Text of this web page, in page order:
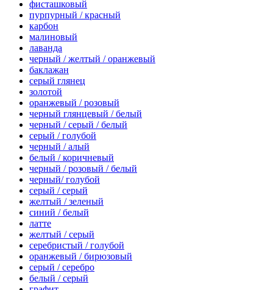
фисташковый
пурпурный / красный
карбон
малиновый
лаванда
черный / желтый / оранжевый
баклажан
серый глянец
золотой
оранжевый / розовый
черный глянцевый / белый
черный / серый / белый
серый / голубой
черный / алый
белый / коричневый
черный / розовый / белый
черный/ голубой
серый / серый
желтый / зеленый
синий / белый
латте
желтый / серый
серебристый / голубой
оранжевый / бирюзовый
серый / серебро
белый / серый